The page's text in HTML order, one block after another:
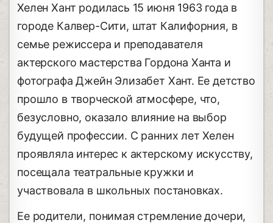
Хелен Хант родилась 15 июня 1963 года в
городе Калвер-Сити, штат Калифорния, в
семье режиссера и преподавателя
актерского мастерства Гордона Ханта и
фотографа Джейн Элизабет Хант. Ее детство
прошло в творческой атмосфере, что,
безусловно, оказало влияние на выбор
будущей профессии. С ранних лет Хелен
проявляла интерес к актерскому искусству,
посещала театральные кружки и
участвовала в школьных постановках.
Ее родители, понимая стремление дочери,